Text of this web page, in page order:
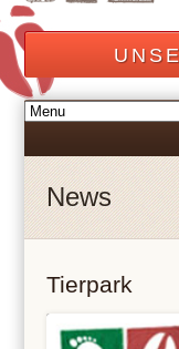
News
Tierpark